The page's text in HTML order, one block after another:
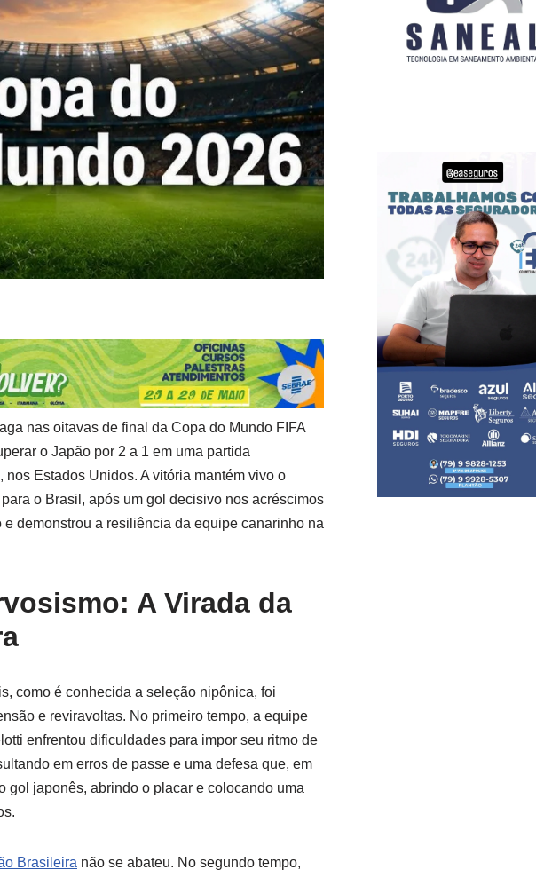
nas oitavas de final da Copa do Mundo FIFA
o Japão por 2 a 1 em uma partida
Estados Unidos. A vitória mantém vivo o
o Brasil, após um gol decisivo nos acréscimos
demonstrou a resiliência da equipe canarinho na
A Virada da
como é conhecida a seleção nipônica, foi
e reviravoltas. No primeiro tempo, a equipe
enfrentou dificuldades para impor seu ritmo de
em erros de passe e uma defesa que, em
gol japonês, abrindo o placar e colocando uma
Brasileira não se abateu. No segundo tempo,